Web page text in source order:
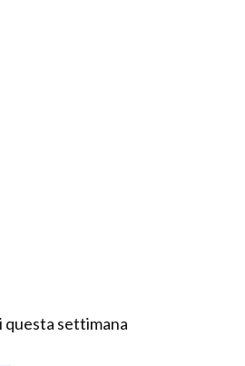
questa settimana